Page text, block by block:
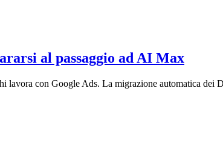
al passaggio ad AI Max
lavora con Google Ads. La migrazione automatica dei